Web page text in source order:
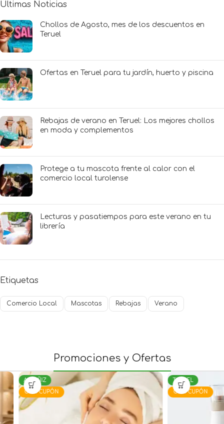
Últimas Noticias
Chollos de Agosto, mes de los descuentos en
Teruel
Ofertas en Teruel para tu jardín, huerto y piscina
Rebajas de verano en Teruel: Los mejores chollos
en moda y complementos
Protege a tu mascota frente al calor con el
comercio local turolense
Lecturas y pasatiempos para este verano en tu
librería
Etiquetas
Comercio Local Mascotas Rebajas Verano
Promociones y Ofertas
ALCAÑIZ
CON CUPÓN
TERUEL
CON CUPÓN